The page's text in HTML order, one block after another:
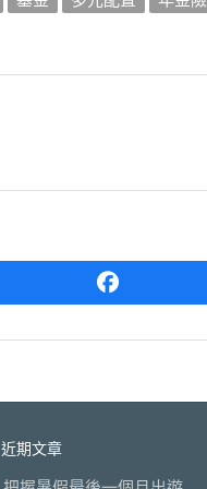
facebook
近期文章